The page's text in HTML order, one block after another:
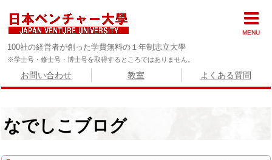
100社の経営者が創った学費無料の１年制志立大學
※学士号・修士号・博士号を取得するところではありません。
お問い合わせ 教室 よくある質問
なでしこブログ
MENU